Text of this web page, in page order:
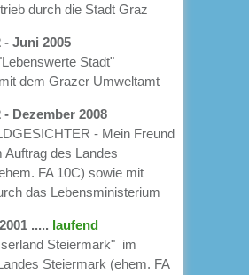
durch die Stadt Graz
- Juni 2005
Stadt"
dem Grazer Umweltamt
- Dezember 2008
- Mein Freund
Auftrag des Landes
FA 10C) sowie mit
das Lebensministerium
..... laufend
Steiermark" im
Steiermark (ehem. FA